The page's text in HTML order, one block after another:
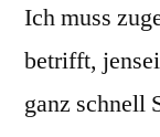
Ich muss
betrifft,
ganz schnell